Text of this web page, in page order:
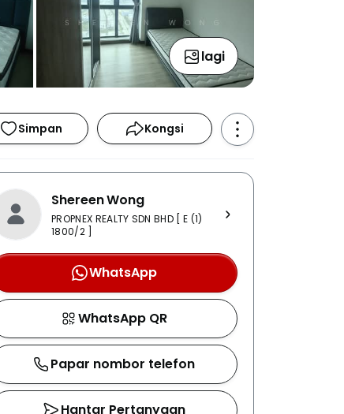
lagi
Simpan Kongsi
Shereen Wong
PROPNEX REALTY SDN BHD [ E (1)
1800/2 ]
WhatsApp
WhatsApp QR
Papar nombor telefon
Hantar Pertanyaan